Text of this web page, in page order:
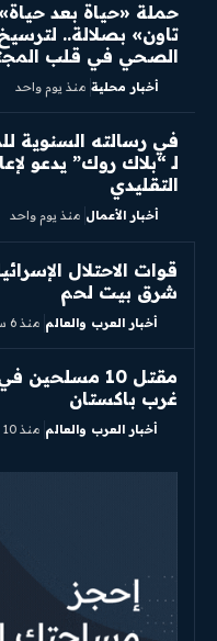
​حملة «حياة بعد
تاون» بصلالة..
الصحي في قلب
أخبار محلية منذ يوم واحد
في رسالته السنوية
لـ “بلاك روك” يدعو
التقليدي
أخبار الأعمال منذ يوم واحد
قوات الاحتلال
شرق بيت لحم
أخبار العرب والعالم منذ 6 ساعات
مقتل 10
غرب باكستان
أخبار العرب والعالم منذ 10 ساعات